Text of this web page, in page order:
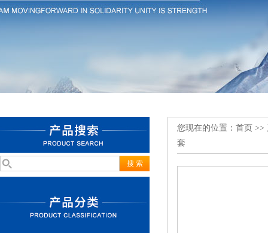
您现在的位置： 首页 >>
套